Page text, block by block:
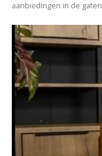
aanbiedingen in de